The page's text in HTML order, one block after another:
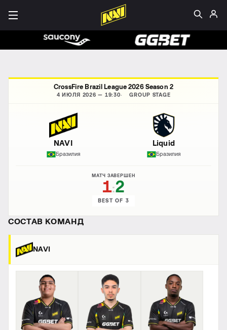
CrossFire Brazil League 2026 Season 2
4 ИЮЛЯ 2026 — 19:30 GROUP STAGE
NAVI
Бразилия
МАТЧ ЗАВЕРШЕН
1:2
BEST OF 3
Liquid
Бразилия
СОСТАВ КОМАНД
NAVI